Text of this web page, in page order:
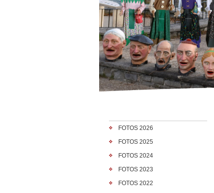
FOTOS 2026
FOTOS 2025
FOTOS 2024
FOTOS 2023
FOTOS 2022